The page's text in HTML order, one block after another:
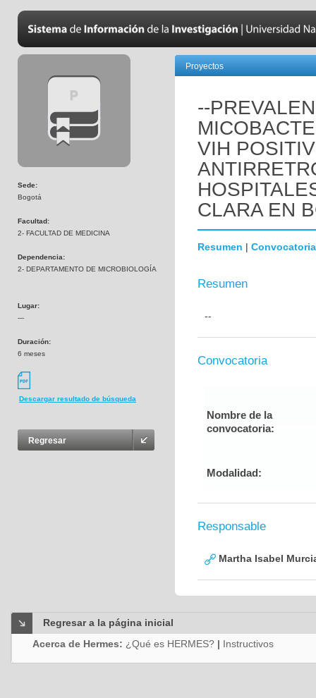
Sede:
Bogotá
Facultad:
2- FACULTAD DE MEDICINA
Dependencia:
2- DEPARTAMENTO DE MICROBIOLOGÍA
Lugar:
---
Duración:
6 meses
Descargar resultado de búsqueda
Regresar
Proyectos
--
VIH
CLARA EN
Resumen | Convocatoria
Resumen
--
Convocatoria
Nombre de la
convocatoria:
Modalidad:
Responsable
Martha Isabel
Regresar a la página inicial
Acerca de Hermes: ¿Qué es HERMES? | Instructivos